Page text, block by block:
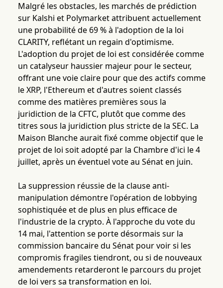
Malgré les obstacles, les marchés de prédiction
sur Kalshi et Polymarket attribuent actuellement
une probabilité de 69 % à l'adoption de la loi
CLARITY, reflétant un regain d'optimisme.
L'adoption du projet de loi est considérée comme
un catalyseur haussier majeur pour le secteur,
offrant une voie claire pour que des actifs comme
le XRP, l'Ethereum et d'autres soient classés
comme des matières premières sous la
juridiction de la CFTC, plutôt que comme des
titres sous la juridiction plus stricte de la SEC. La
Maison Blanche aurait fixé comme objectif que le
projet de loi soit adopté par la Chambre d'ici le 4
juillet, après un éventuel vote au Sénat en juin.
La suppression réussie de la clause anti-
manipulation démontre l'opération de lobbying
sophistiquée et de plus en plus efficace de
l'industrie de la crypto. À l'approche du vote du
14 mai, l'attention se porte désormais sur la
commission bancaire du Sénat pour voir si les
compromis fragiles tiendront, ou si de nouveaux
amendements retarderont le parcours du projet
de loi vers sa transformation en loi.